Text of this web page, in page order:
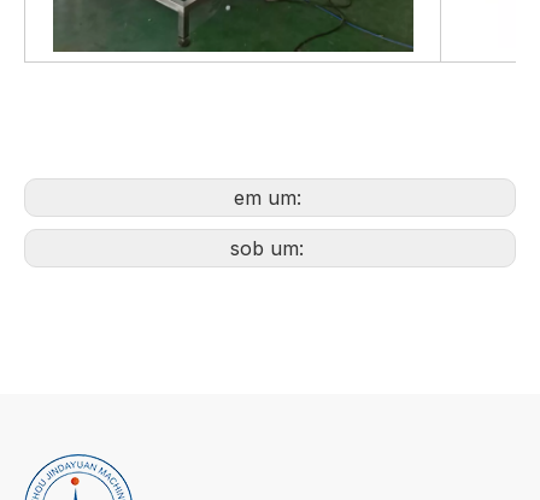
em um:
sob um: